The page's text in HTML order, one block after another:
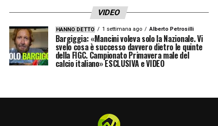
CDK viene bocciato e non solo
perché il suo cambio è decisivo. Non ha mai
calciato una volta, ha toccato 44 volte il
pallone, gli è riuscito solo un dribbling su 3
tentati.
VIDEO
HANNO DETTO 1 settimana ago Alberto Petrosilli
Bargiggia: «Mancini voleva solo la Nazionale. Vi
svelo cosa è successo davvero dietro le quinte
della FIGC. Campionato Primavera male del
calcio italiano» ESCLUSIVA e VIDEO